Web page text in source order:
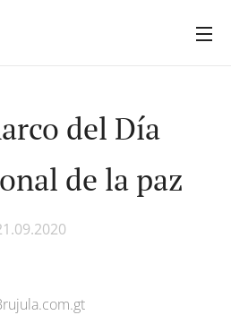
del Día
de la paz